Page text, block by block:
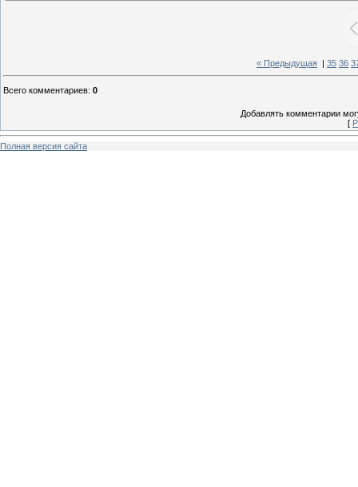
« Предыдущая 35 36
Всего комментариев: 0
Добавлять комментарии
[
Полная версия сайта